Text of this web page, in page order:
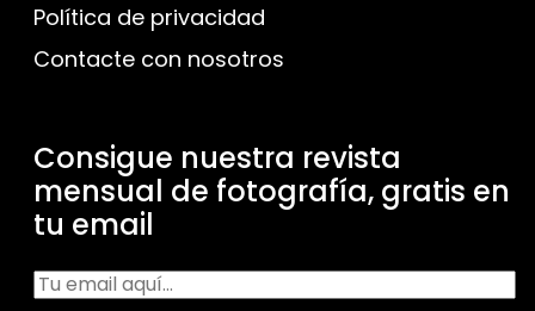
Política de privacidad
Contacte con nosotros
Consigue nuestra revista
mensual de fotografía, gratis en
tu email